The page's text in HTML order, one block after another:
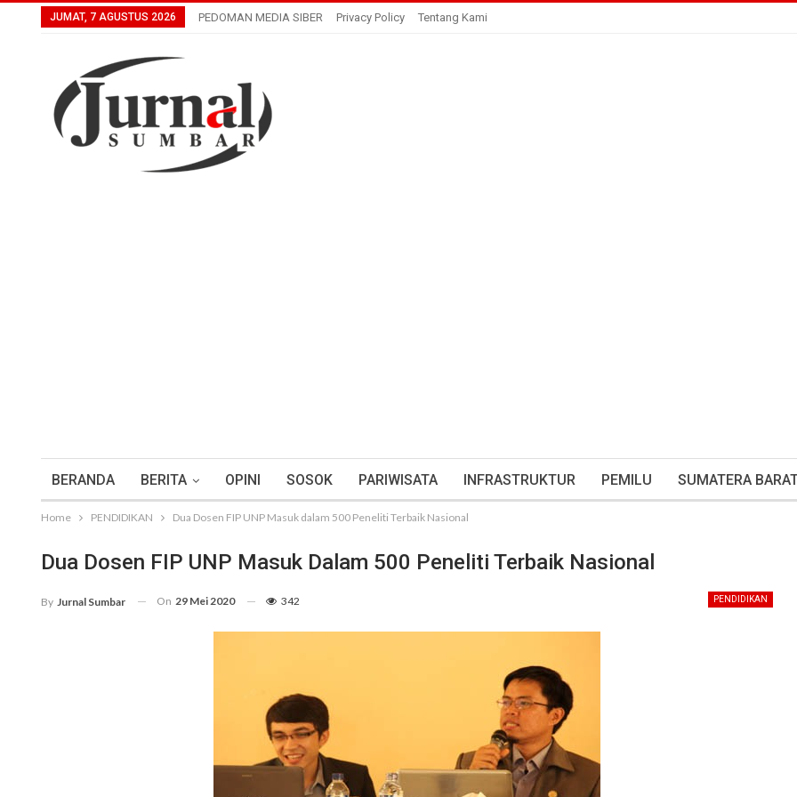
JUMAT, 7 AGUSTUS 2026 PEDOMAN MEDIA SIBER Privacy Policy Tentang Kami
BERANDA BERITA OPINI SOSOK PARIWISATA INFRASTRUKTUR PEMILU SUMATERA
Home PENDIDIKAN Dua Dosen FIP UNP Masuk dalam 500 Peneliti Terbaik Nasional
Dua Dosen FIP UNP Masuk Dalam 500 Peneliti Terbaik Nasional
PENDIDIKAN
By Jurnal Sumbar On 29 Mei 2020 342